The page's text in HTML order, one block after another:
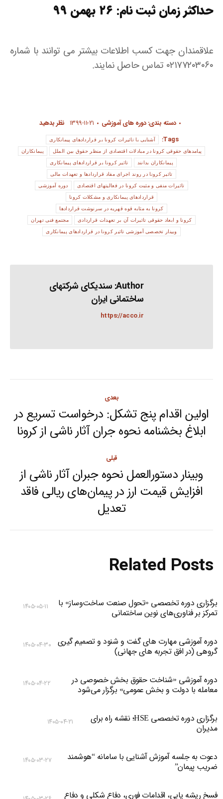
حداکثر زمان ثبت نام: ۲۶ بهمن ۹۹
علاقمندان جهت کسب اطلاعات بیشتر می توانند با شماره
۰۲۱۷۷۲۰۳۰۶۰ تماس حاصل نمایند.
دسته بندی:دوره های آموزشی ۱۳۹۹-۱۱-۲۱ نظر بدهید
Tags:
آشنایی با تاثیرات کرونا بر قراردادهای پیمانکاری
پیامدهای حقوقی کرونا در مبادلات اقتصادی از منظر حقوق بین الملل پیمانکاران
پیمانکاران بدانند تاثیر کرونا بر قراردادهای پیمانکاری
تاثیر کرونا در روند اجرای مفاد قراردادها و تعهدات مالی
تاثیرات منفی و مثبت کرونا در فعالیتهای اقتصادی دوره آموزشی
قراردادهای پیمانکاری و مشکلات کرونا
کرونا به مثابه قوه قهریه در سرنوشت قراردادها
کرونا و ابعاد حقوقی تاثیرات آن بر تعهدات قراردادی مجتمع فنی تهران
وبینار تخصصی آموزشی تاثیر کرونا در قراردادهای پیمانکاری
Author: سندیکای شرکتهای
ساختمانی ایران
https://acco.ir
navigation
قبلی
Previous
post:
وبینار دستورالعمل نحوه جبران آثار ناشی از
افزایش قیمت ارز در پیمان‌های ریالی فاقد
تعدیل
بعدی
Next
post:
اولین اقدام پنج تشکل: درخواست تسریع در
ابلاغ بخشنامه نحوه جران آثار ناشی از کرونا
Related Posts
برگزاری دوره تخصصی «تحول صنعت ساخت‌وساز» با
تمرکز بر فناوری‌های نوین ساختمانی
۱۴۰۵-۰۵-۱۱
دوره آموزشی مهارت های گفت و شنود و تصمیم گیری
گروهی (در افق تجربه های جهانی)
۱۴۰۵-۰۴-۳۰
دوره آموزشی «شناخت حقوق بخش خصوصی در
معامله با دولت و بخش عمومی» برگزار می‌شود
۱۴۰۵-۰۴-۲۲
برگزاری دوره تخصصی HSE؛ نقشه راه برای
مدیران
۱۴۰۵-۰۴-۲۱
دعوت به جلسه آموزش آشنایی با سامانه “هوشمند
ضریب پیمان”
۱۴۰۵-۰۳-۲۷
فسخ ریشه یابی، اقدامات فوری، دفاع شکلی و دفاع